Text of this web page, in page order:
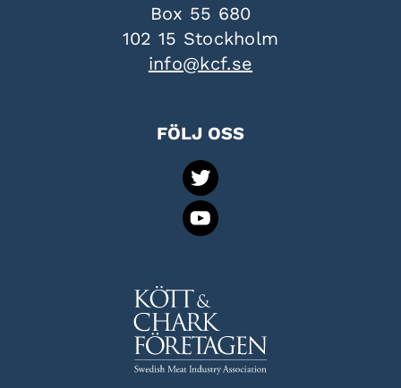
Box 55 680
102 15 Stockholm
info@kcf.se
FÖLJ OSS